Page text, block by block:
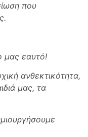
που
μας εαυτό!
ανθεκτικότητα,
μας, τα